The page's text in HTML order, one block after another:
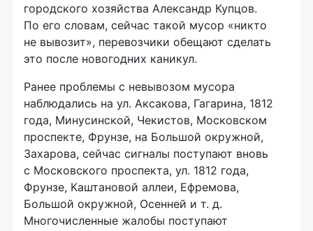
городского хозяйства Александр Купцов.
По его словам, сейчас такой мусор «никто
не вывозит», перевозчики обещают сделать
это после новогодних каникул.
Ранее проблемы с невывозом мусора
наблюдались на ул. Аксакова, Гагарина, 1812
года, Минусинской, Чекистов, Московском
проспекте, Фрунзе, на Большой окружной,
Захарова, сейчас сигналы поступают вновь
с Московского проспекта, ул. 1812 года,
Фрунзе, Каштановой аллеи, Ефремова,
Большой окружной, Осенней и т. д.
Многочисленные жалобы поступают